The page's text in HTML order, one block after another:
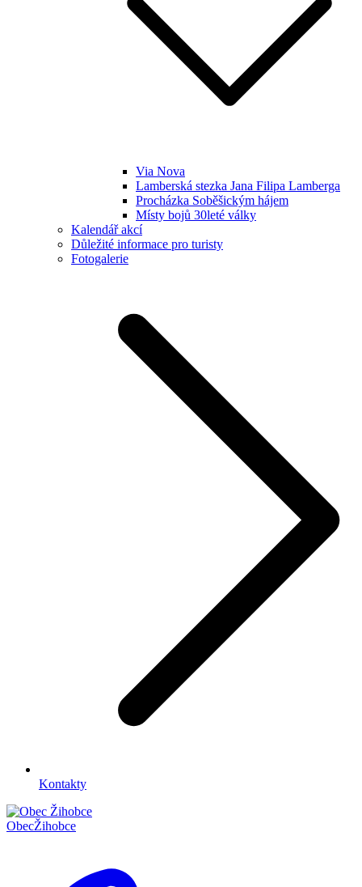
Via Nova
Lamberská stezka Jana Filipa Lamberga
Procházka Soběšickým hájem
Místy bojů 30leté války
Kalendář akcí
Důležité informace pro turisty
Fotogalerie
Kontakty
ObecŽihobce